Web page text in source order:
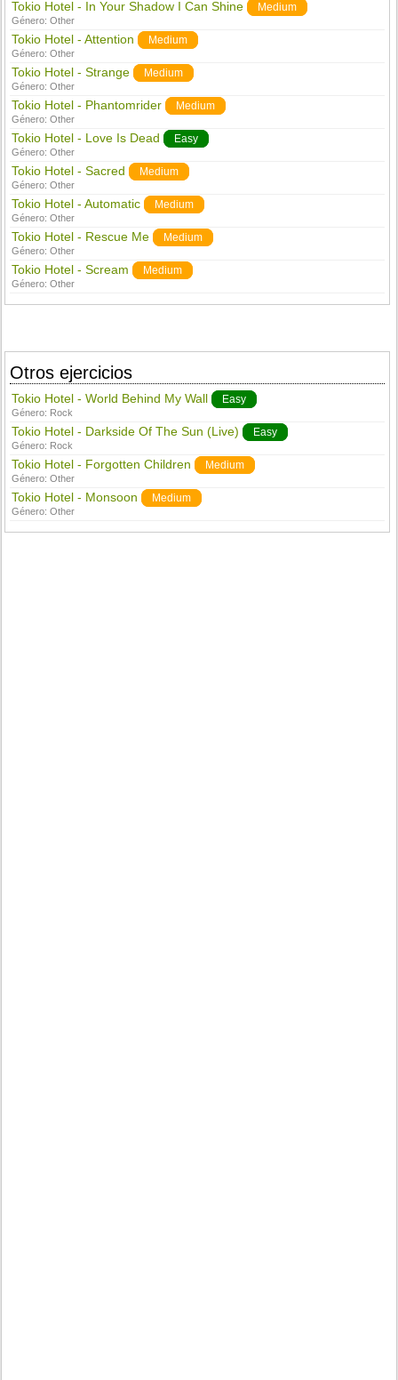
Tokio Hotel - In Your Shadow I Can Shine Medium
Género:Other
Tokio Hotel - Attention Medium
Género:Other
Tokio Hotel - Strange Medium
Género:Other
Tokio Hotel - Phantomrider Medium
Género:Other
Tokio Hotel - Love Is Dead Easy
Género:Other
Tokio Hotel - Sacred Medium
Género:Other
Tokio Hotel - Automatic Medium
Género:Other
Tokio Hotel - Rescue Me Medium
Género:Other
Tokio Hotel - Scream Medium
Género:Other
Otros ejercicios
Tokio Hotel - World Behind My Wall Easy
Género: Rock
Tokio Hotel - Darkside Of The Sun (Live) Easy
Género: Rock
Tokio Hotel - Forgotten Children Medium
Género:Other
Tokio Hotel - Monsoon Medium
Género:Other